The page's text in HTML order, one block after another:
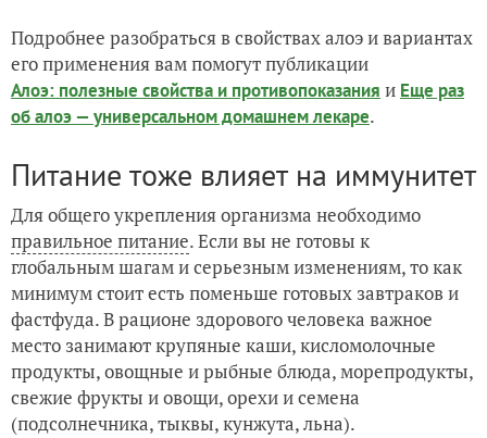
Подробнее разобраться в свойствах алоэ и вариантах
его применения вам помогут публикации
Алоэ: полезные свойства и противопоказания и Еще раз
об алоэ — универсальном домашнем лекаре.
Питание тоже влияет на иммунитет
Для общего укрепления организма необходимо
правильное питание. Если вы не готовы к
глобальным шагам и серьезным изменениям, то как
минимум стоит есть поменьше готовых завтраков и
фастфуда. В рационе здорового человека важное
место занимают крупяные каши, кисломолочные
продукты, овощные и рыбные блюда, морепродукты,
свежие фрукты и овощи, орехи и семена
(подсолнечника, тыквы, кунжута, льна).